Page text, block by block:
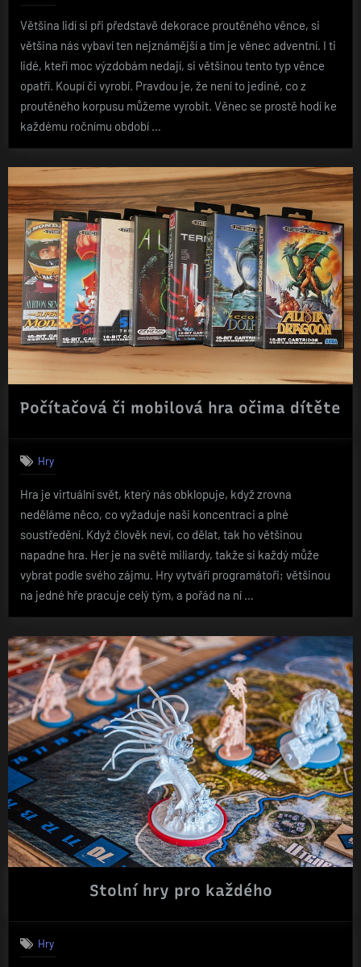
Většina lidí si při představě dekorace proutěného věnce, si
většina nás vybaví ten nejznámější a tím je věnec adventní. I ti
lidé, kteří moc výzdobám nedají, si většinou tento typ věnce
opatří. Koupí či vyrobí. Pravdou je, že není to jediné, co z
proutěného korpusu můžeme vyrobit. Věnec se prostě hodí ke
každému ročnímu období …
Počítačová či mobilová hra očima dítěte
Hry
Hra je virtuální svět, který nás obklopuje, když zrovna
neděláme něco, co vyžaduje naši koncentraci a plné
soustředění. Když člověk neví, co dělat, tak ho většinou
napadne hra. Her je na světě miliardy, takže si každý může
vybrat podle svého zájmu. Hry vytváří programátoři; většinou
na jedné hře pracuje celý tým, a pořád na ní …
Stolní hry pro každého
Hry